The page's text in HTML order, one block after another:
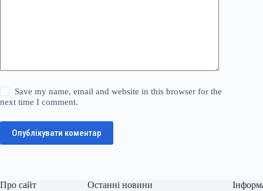
Save my name, email and website in this browser for the
next time I comment.
Опублікувати коментар
Про сайт Останні новини